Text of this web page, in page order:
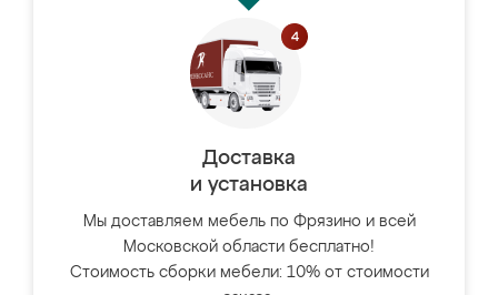
Доставка
и установка
Мы доставляем мебель по Фрязино и всей
Московской области бесплатно!
Стоимость сборки мебели: 10% от стоимости